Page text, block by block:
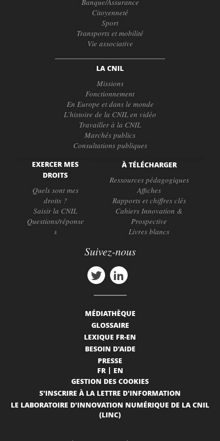
Citoyenneté
Sport
Transports et mobilité
Vie associative
LA CNIL
Missions
Fonctionnement
En Europe et dans le monde
L’histoire de la CNIL en vidéo
Travailler à la CNIL
Marchés publics
Consultations publiques
EXERCER MES
DROITS
Quels sont mes
droits ?
Saisir la CNIL
Questions/réponse
s
À TÉLÉCHARGER
Ressources pédagogiques
Affiches
Rapports et chiffres clés
Cahiers Innovation &
Prospective
Livres blancs
Suivez-nous
MÉDIATHÈQUE
GLOSSAIRE
LEXIQUE FR-EN
BESOIN D'AIDE
PRESSE
FR
EN
GESTION DES COOKIES
S'INSCRIRE À LA LETTRE D'INFORMATION
LE LABORATOIRE D'INNOVATION NUMÉRIQUE DE LA CNIL
(LINC)